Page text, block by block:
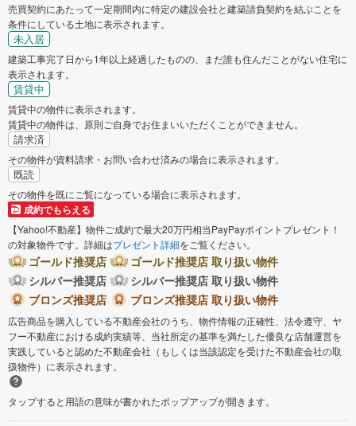
売買契約にあたって一定期間内に特定の建設会社と建築請負契約を結ぶことを
条件にしている土地に表示されます。
未入居
建築工事完了日から1年以上経過したものの、まだ誰も住んだことがない住宅に
表示されます。
賃貸中
賃貸中の物件に表示されます。
賃貸中の物件は、原則ご自身でお住まいいただくことができません。
請求済
その物件が資料請求・お問い合わせ済みの場合に表示されます。
既読
その物件を既にご覧になっている場合に表示されます。
成約でもらえる
【Yahoo!不動産】物件ご成約で最大20万円相当PayPayポイントプレゼント！
の対象物件です。詳細はプレゼント詳細をご覧ください。
ゴールド推奨店
ゴールド推奨店 取り扱い物件
シルバー推奨店
シルバー推奨店 取り扱い物件
ブロンズ推奨店
ブロンズ推奨店 取り扱い物件
広告商品を購入している不動産会社のうち、物件情報の正確性、法令遵守、ヤ
フー不動産における成約実績等、当社所定の基準を満たした優良な店舗運営を
実践していると認めた不動産会社（もしくは当該認定を受けた不動産会社の取
扱物件）に表示されます。
タップすると用語の意味が書かれたポップアップが開きます。